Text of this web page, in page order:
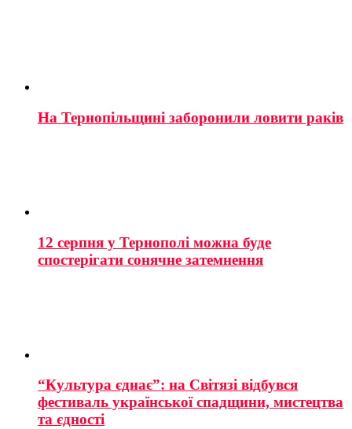
На Тернопільщині заборонили ловити раків
12 серпня у Тернополі можна буде
спостерігати сонячне затемнення
“Культура єднає”: на Світязі відбувся
фестиваль української спадщини, мистецтва
та єдності